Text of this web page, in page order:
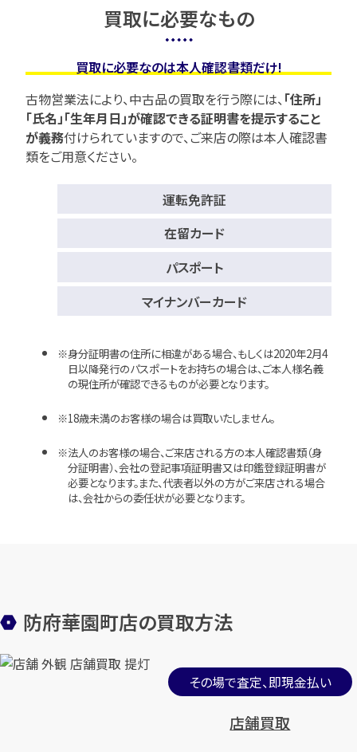
買取に必要なもの
買取に必要なのは本人確認書類だけ!
古物営業法により、中古品の買取を行う際には、 「住所」
「氏名」「生年月日」が確認できる証明書を提示すること
が義務付けられていますので、 ご来店の際は本人確認書
類をご用意ください。
運転免許証
在留カード
パスポート
マイナンバーカード
身分証明書の住所に相違がある場合、もしくは2020年2月4
日以降発行のパスポートをお持ちの場合は、ご本人様名義
の現住所が確認できるものが必要となります。
18歳未満のお客様の場合は買取いたしません。
法人のお客様の場合、ご来店される方の本人確認書類（身
分証明書）、会社の登記事項証明書又は印鑑登録証明書が
必要となります。また、代表者以外の方がご来店される場合
は、会社からの委任状が必要となります。
防府華園町店の買取方法
その場で査定、即現金払い
店舗買取